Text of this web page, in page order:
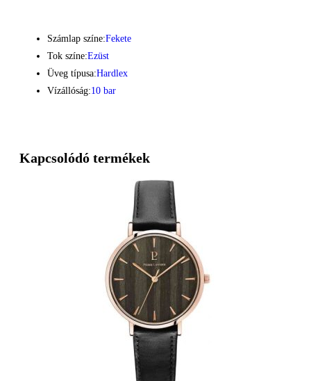
Számlap színe:Fekete
Tok színe:Ezüst
Üveg típusa:Hardlex
Vízállóság:10 bar
Kapcsolódó termékek